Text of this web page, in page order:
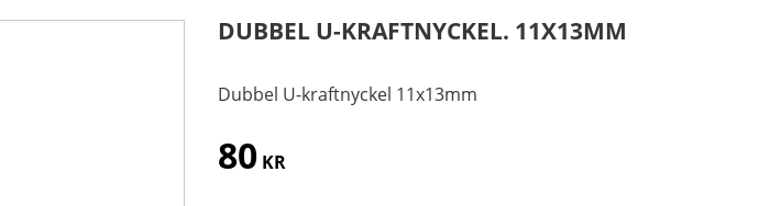
DUBBEL U-KRAFTNYCKEL. 11X13MM
Dubbel U-kraftnyckel 11x13mm
80KR